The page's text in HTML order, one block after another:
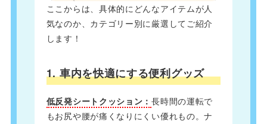
ここからは、具体的にどんなアイテムが人
気なのか、カテゴリー別に厳選してご紹介
します！
1. 車内を快適にする便利グッズ
低反発シートクッション：長時間の運転で
もお尻や腰が痛くなりにくい優れもの。ナ